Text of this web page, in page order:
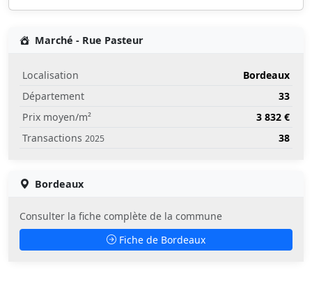
Marché - Rue Pasteur
Localisation
Bordeaux
Département
33
Prix moyen/m²
3 832 €
Transactions 2025 38
Bordeaux
Consulter la fiche complète de la commune
Fiche de Bordeaux